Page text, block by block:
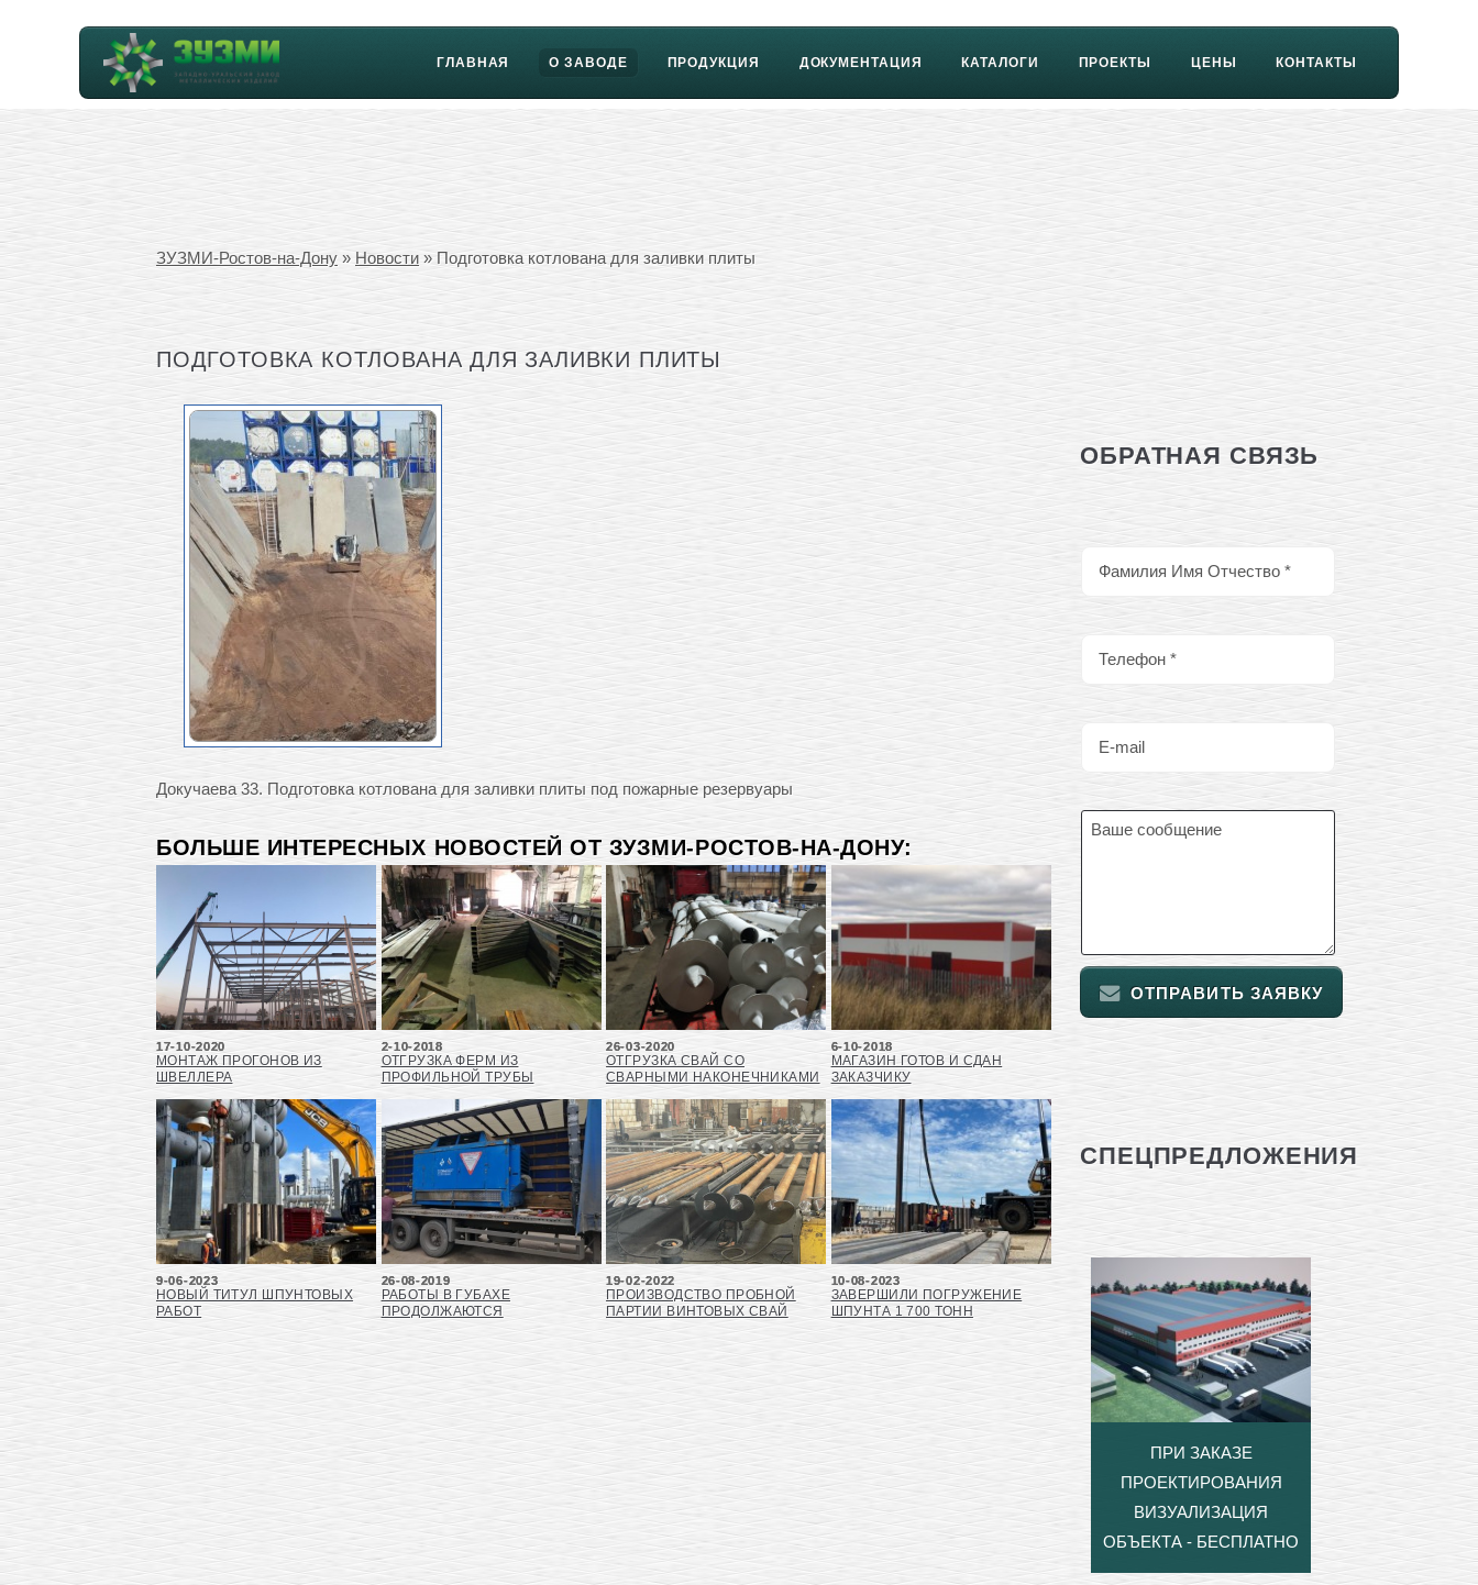
ГЛАВНАЯ О ЗАВОДЕ ПРОДУКЦИЯ ДОКУМЕНТАЦИЯ КАТАЛОГИ ПРОЕКТЫ ЦЕНЫ КОНТАКТЫ
ЗУЗМИ-Ростов-на-Дону » Новости » Подготовка котлована для заливки плиты
ПОДГОТОВКА КОТЛОВАНА ДЛЯ ЗАЛИВКИ ПЛИТЫ
Докучаева 33. Подготовка котлована для заливки плиты под пожарные резервуары
БОЛЬШЕ ИНТЕРЕСНЫХ НОВОСТЕЙ ОТ ЗУЗМИ-РОСТОВ-НА-ДОНУ:
17-10-2020
МОНТАЖ ПРОГОНОВ ИЗ
ШВЕЛЛЕРА
2-10-2018
ОТГРУЗКА ФЕРМ ИЗ
ПРОФИЛЬНОЙ ТРУБЫ
26-03-2020
ОТГРУЗКА СВАЙ СО
СВАРНЫМИ НАКОНЕЧНИКАМИ
6-10-2018
МАГАЗИН ГОТОВ И СДАН
ЗАКАЗЧИКУ
9-06-2023
НОВЫЙ ТИТУЛ ШПУНТОВЫХ
РАБОТ
26-08-2019
РАБОТЫ В ГУБАХЕ
ПРОДОЛЖАЮТСЯ
19-02-2022
ПРОИЗВОДСТВО ПРОБНОЙ
ПАРТИИ ВИНТОВЫХ СВАЙ
10-08-2023
ЗАВЕРШИЛИ ПОГРУЖЕНИЕ
ШПУНТА 1 700 ТОНН
ОБРАТНАЯ СВЯЗЬ
ОТПРАВИТЬ ЗАЯВКУ
СПЕЦПРЕДЛОЖЕНИЯ
ПРИ ЗАКАЗЕ
ПРОЕКТИРОВАНИЯ
ВИЗУАЛИЗАЦИЯ
ОБЪЕКТА - БЕСПЛАТНО